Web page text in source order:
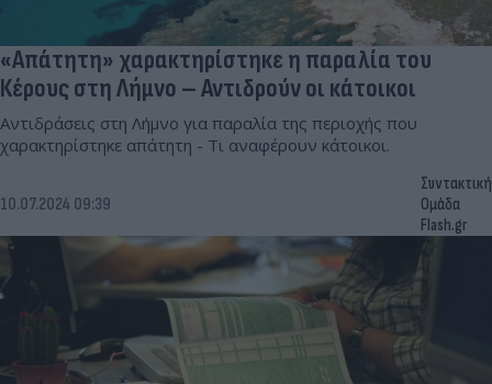
«Απάτητη» χαρακτηρίστηκε η παραλία του
Κέρους στη Λήμνο – Αντιδρούν οι κάτοικοι
Αντιδράσεις στη Λήμνο για παραλία της περιοχής που
χαρακτηρίστηκε απάτητη - Τι αναφέρουν κάτοικοι.
10.07.2024 09:39
Συντακτική
Ομάδα
Flash.gr